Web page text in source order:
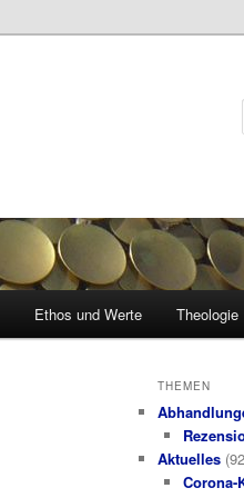
Ethos und Werte Theologie
THEMEN
Aktuelles
Corona-